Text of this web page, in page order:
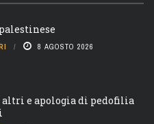
8 AGOSTO 2026
altri e apologia di pedofilia